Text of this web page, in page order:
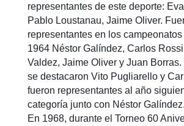
representantes de este deporte:
Pablo Loustanau, Jaime Oliver.
representantes en los
1964 Néstor Galíndez, Carlos
Valdez, Jaime Oliver y Juan
se destacaron Vito Pugliarello y
fueron representantes al año
categoría junto con Néstor Galíndez.
En 1968, durante el Torneo 60